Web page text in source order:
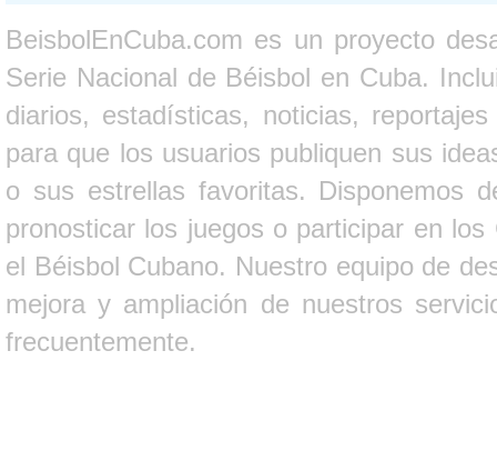
BeisbolEnCuba.com es un proyecto
Serie Nacional de Béisbol en Cuba.
diarios, estadísticas, noticias,
para que los usuarios publiquen sus
o sus estrellas favoritas. Disponemos
pronosticar los juegos o participar en
el Béisbol Cubano. Nuestro equipo de
mejora y ampliación de nuestros
frecuentemente.